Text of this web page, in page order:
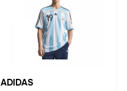
ADIDAS